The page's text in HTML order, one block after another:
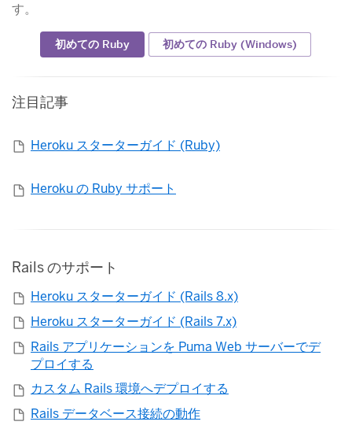
す。
​初めての Ruby ​初めての Ruby (Windows)
注目記事
Heroku スターターガイド (Ruby)
Heroku の Ruby サポート
Rails のサポート
Heroku スターターガイド (Rails 8.x)
Heroku スターターガイド (Rails 7.x)
Rails アプリケーションを Puma Web サーバーでデ
プロイする
カスタム Rails 環境へデプロイする
Rails データベース接続の動作